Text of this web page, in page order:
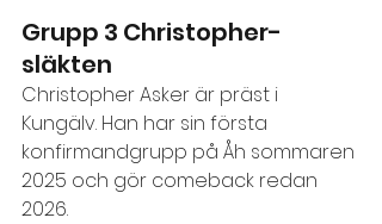
Grupp 3 Christopher-
släkten
Christopher Asker är präst i
Kungälv. Han har sin första
konfirmandgrupp på Åh sommaren
2025 och gör comeback redan
2026.